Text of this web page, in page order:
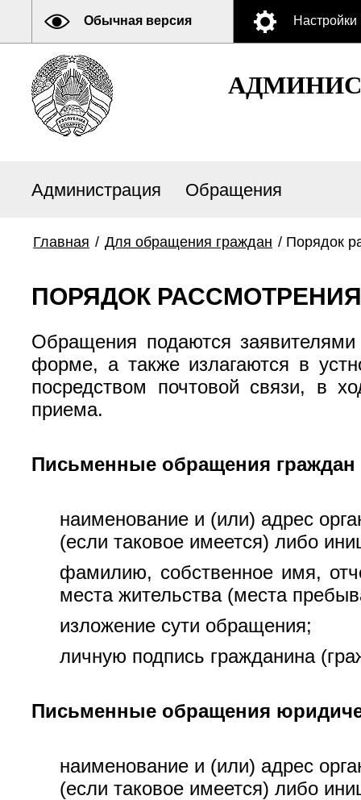
Обычная версия Настройки
Администрация Обращения
Главная / Для обращения граждан / Порядок
ПОРЯДОК
Обращения подаются
форме, а также излагаются в
посредством почтовой связи, в
приема.
Письменные обращения
наименование и (или) адрес
(если таковое имеется) либо
фамилию, собственное имя,
места жительства (места
изложение сути обращения;
личную подпись гражданина
Письменные обращения
наименование и (или) адрес
(если таковое имеется) либо